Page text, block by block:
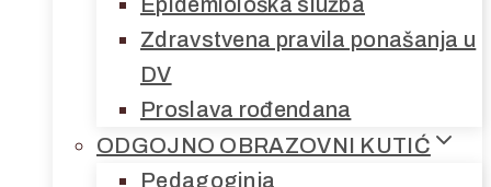
Zdravstvena pravila ponašanja u
DV
Proslava rođendana
ODGOJNO OBRAZOVNI KUTIĆ
Pedagoginja